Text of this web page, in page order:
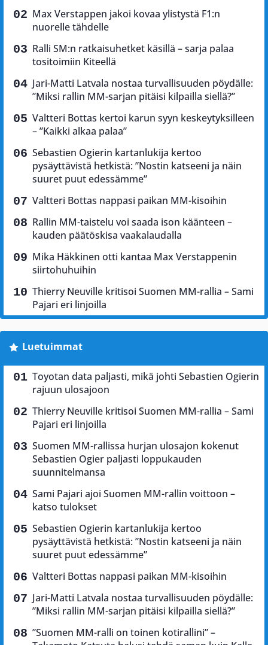
Max Verstappen jakoi kovaa ylistystä F1:n
nuorelle tähdelle
Ralli SM:n ratkaisuhetket käsillä – sarja palaa
tositoimiin Kiteellä
Jari-Matti Latvala nostaa turvallisuuden pöydälle:
”Miksi rallin MM-sarjan pitäisi kilpailla siellä?”
Valtteri Bottas kertoi karun syyn keskeytyksilleen
– ”Kaikki alkaa palaa”
Sebastien Ogierin kartanlukija kertoo
pysäyttävistä hetkistä: ”Nostin katseeni ja näin
suuret puut edessämme”
Valtteri Bottas nappasi paikan MM-kisoihin
Rallin MM-taistelu voi saada ison käänteen –
kauden päätöskisa vaakalaudalla
Mika Häkkinen otti kantaa Max Verstappenin
siirtohuhuihin
Thierry Neuville kritisoi Suomen MM-rallia – Sami
Pajari eri linjoilla
Luetuimmat
Toyotan data paljasti, mikä johti Sebastien Ogierin
rajuun ulosajoon
Thierry Neuville kritisoi Suomen MM-rallia – Sami
Pajari eri linjoilla
Suomen MM-rallissa hurjan ulosajon kokenut
Sebastien Ogier paljasti loppukauden
suunnitelmansa
Sami Pajari ajoi Suomen MM-rallin voittoon –
katso tulokset
Sebastien Ogierin kartanlukija kertoo
pysäyttävistä hetkistä: ”Nostin katseeni ja näin
suuret puut edessämme”
Valtteri Bottas nappasi paikan MM-kisoihin
Jari-Matti Latvala nostaa turvallisuuden pöydälle:
”Miksi rallin MM-sarjan pitäisi kilpailla siellä?”
”Suomen MM-ralli on toinen kotirallini” –